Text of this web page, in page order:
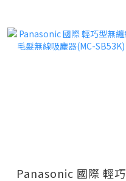
Panasonic 國際 輕巧